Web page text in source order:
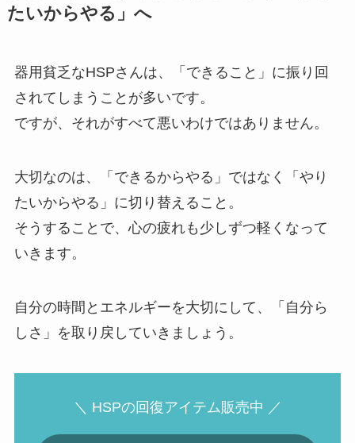
たいからやる」へ
器用貧乏なHSPさんは、「できること」に振り回
されてしまうことが多いです。
ですが、それがすべて悪いわけではありません。
大切なのは、「できるからやる」ではなく「やり
たいからやる」に切り替えること。
そうすることで、心の疲れも少しずつ軽くなって
いきます。
自分の時間とエネルギーを大切にして、「自分ら
しさ」を取り戻していきましょう。
＼ HSPの回復アイテム販売中 ／